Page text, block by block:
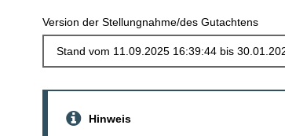
Version der Stellungnahme/des Gutachtens
Hinweis